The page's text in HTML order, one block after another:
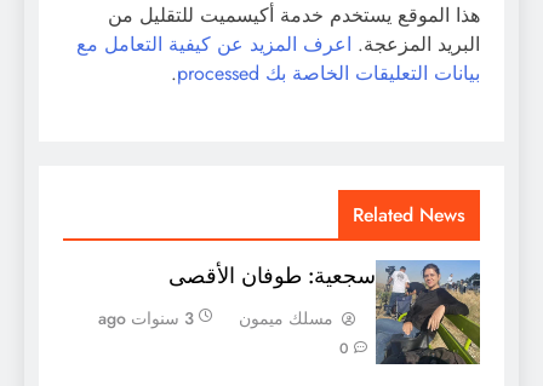
هذا الموقع يستخدم خدمة أكيسميت للتقليل من
البريد المزعجة. اعرف المزيد عن كيفية التعامل مع
بيانات التعليقات الخاصة بك processed
.
Related News
سجعية: طوفان الأقصى
مسلك ميمون 3 سنوات ago
0